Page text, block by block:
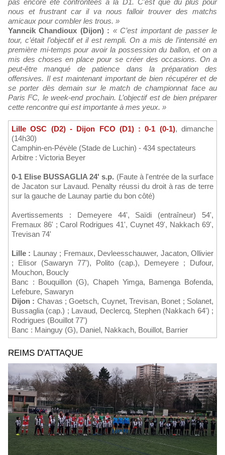
nous et frustrant car il va nous falloir trouver des matchs
amicaux pour combler les trous. »
Yanncik Chandioux (Dijon) : « C’est important de passer le
tour, c’était l’objectif et il est rempli. On a mis de l’intensité en
première mi-temps pour avoir la possession du ballon, et on a
mis des choses en place pour se créer des occasions. On a
peut-être manqué de patience dans la préparation des
offensives. Il est maintenant important de bien récupérer et de
se porter dès demain sur le match de championnat face au
Paris FC, le week-end prochain. L’objectif est de bien préparer
cette rencontre qui est importante à mes yeux. »
Lille OSC (D2) - Dijon FCO (D1) : 0-1 (0-1), dimanche
(14h30)
Camphin-en-Pévèle (Stade de Luchin) - 434 spectateurs
Arbitre : Victoria Beyer
0-1 Elise BUSSAGLIA 24' s.p. (Faute à l'entrée de la surface
de Jacaton sur Lavaud. Penalty réussi du droit à ras de terre
sur la gauche de Launay partie du bon côté)
Avertissements : Demeyere 44', Saïdi (entraîneur) 54',
Fremaux 86' ; Carol Rodrigues 41', Cuynet 49', Nakkach 69',
Trevisan 74'
Lille : Launay ; Fremaux, Devleesschauwer, Jacaton, Ollivier
; Elisor (Sawaryn 77'), Polito (cap.), Demeyere ; Dufour,
Mouchon, Boucly
Banc : Bouquillon (G), Chapeh Yimga, Bamenga Bofenda,
Lefebure, Sawaryn
Dijon : Chavas ; Goetsch, Cuynet, Trevisan, Bonet ; Solanet,
Bussaglia (cap.) ; Lavaud, Declercq, Stephen (Nakkach 64') ;
Rodrigues (Bouillot 77')
Banc : Mainguy (G), Daniel, Nakkach, Bouillot, Barrier
REIMS D'ATTAQUE